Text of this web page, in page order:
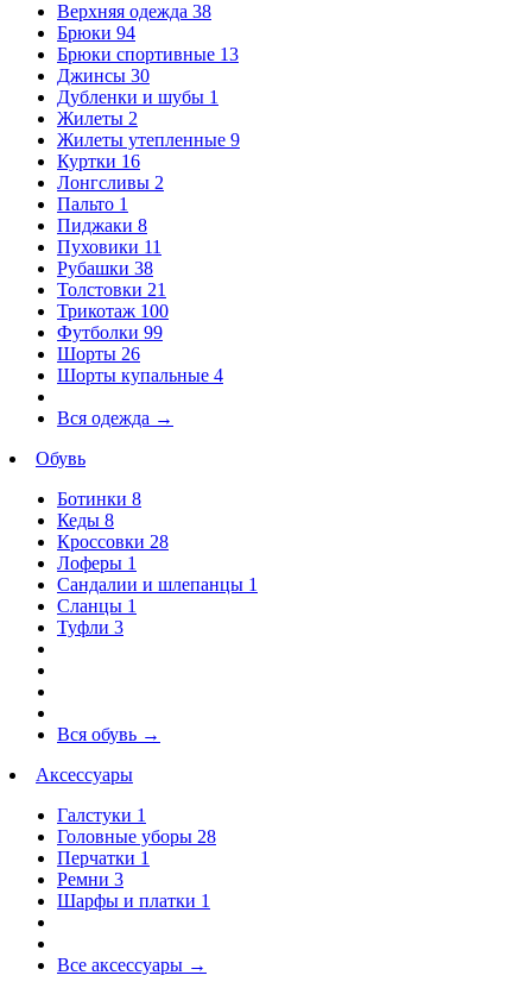
Верхняя одежда 38
Брюки 94
Брюки спортивные 13
Джинсы 30
Дубленки и шубы 1
Жилеты 2
Жилеты утепленные 9
Куртки 16
Лонгсливы 2
Пальто 1
Пиджаки 8
Пуховики 11
Рубашки 38
Толстовки 21
Трикотаж 100
Футболки 99
Шорты 26
Шорты купальные 4
Вся одежда →
Обувь
Ботинки 8
Кеды 8
Кроссовки 28
Лоферы 1
Сандалии и шлепанцы 1
Сланцы 1
Туфли 3
Вся обувь →
Аксессуары
Галстуки 1
Головные уборы 28
Перчатки 1
Ремни 3
Шарфы и платки 1
Все аксессуары →